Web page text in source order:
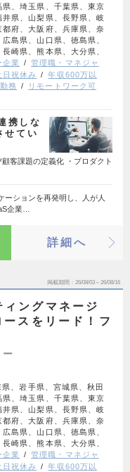
、埼玉県、千葉県、東京
県、山梨県、長野県、岐
府、大阪府、兵庫県、奈
島県、山口県、徳島県、
崎県、熊本県、大分県、
企業
管理職・マネジャ
日祝休み
年収600万以
務
リモートワーク可
携しな
せてい
客課題の定義化 ・プロダクト
ーションを再発明し、人が人
企業…
詳細へ
掲載期間 26/08/03～26/08/16
ィングマネージ
スをリード！フ
、岩手県、宮城県、秋田
、埼玉県、千葉県、東京
県、山梨県、長野県、岐
府、大阪府、兵庫県、奈
島県、山口県、徳島県、
崎県、熊本県、大分県、
企業
管理職・マネジャ
日祝休み
年収600万以